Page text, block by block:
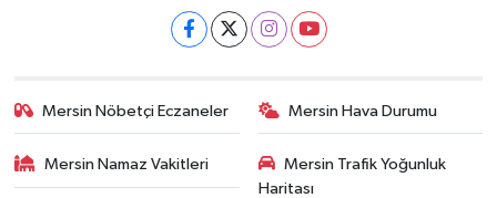
Mersin Nöbetçi Eczaneler Mersin Hava Durumu
Mersin Namaz Vakitleri
Mersin Trafik Yoğunluk
Haritası